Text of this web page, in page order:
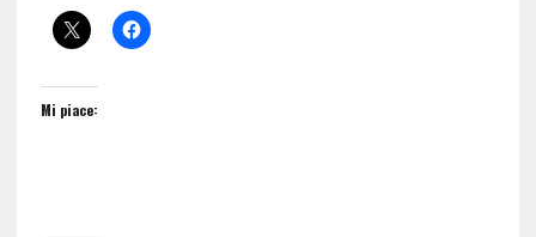
Mi piace: